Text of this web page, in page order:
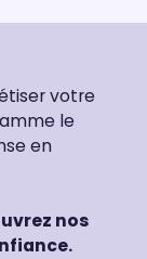
votre
le
en
nos